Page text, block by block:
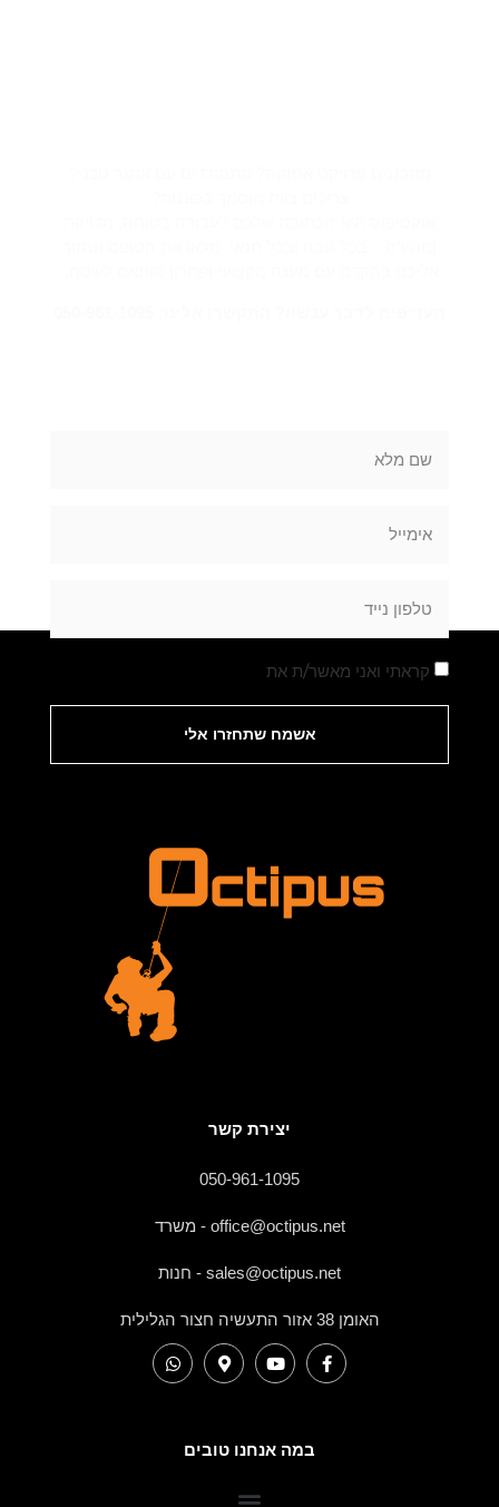
קראתי ואני מאשר/ת את
אשמח שתחזרו אלי
יצירת קשר
050-961-1095
office@octipus.net - משרד
sales@octipus.net - חנות
האומן 38 אזור התעשיה חצור הגלילית
במה אנחנו טובים